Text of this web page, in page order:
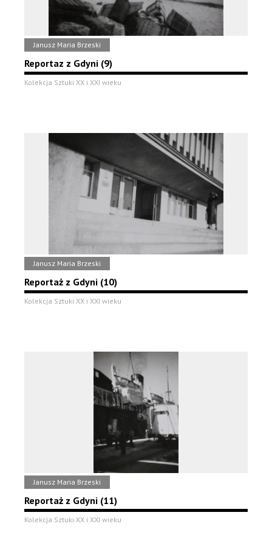
Janusz Maria Brzeski
Reportaz z Gdyni (9)
Kolekcja Sztuki XX i XXI wieku
Janusz Maria Brzeski
Reportaż z Gdyni (10)
Kolekcja Sztuki XX i XXI wieku
Janusz Maria Brzeski
Reportaż z Gdyni (11)
Kolekcja Sztuki XX i XXI wieku